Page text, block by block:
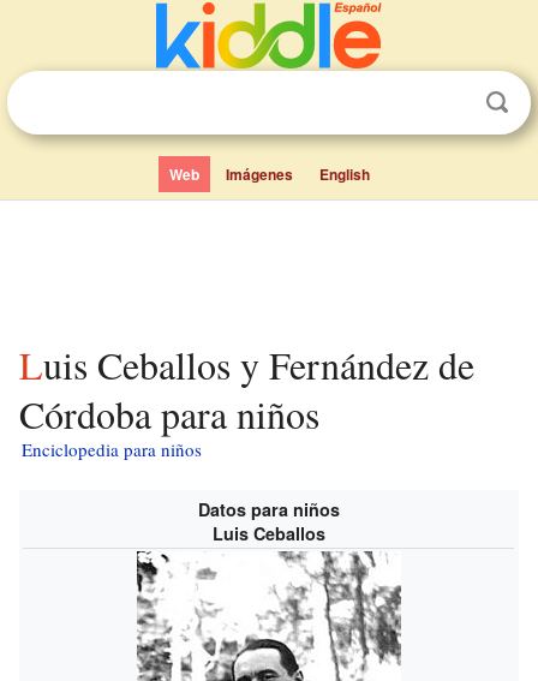
Web Imágenes English
Luis Ceballos y Fernández de
Córdoba para niños
Enciclopedia para niños
Datos para niños
Luis Ceballos